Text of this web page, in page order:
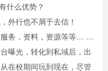
什么优势？
外行也不屑于去信！
服务，资料，资源等等… …
曝光，转化到私域后，出
在校期间玩到现在，尽管